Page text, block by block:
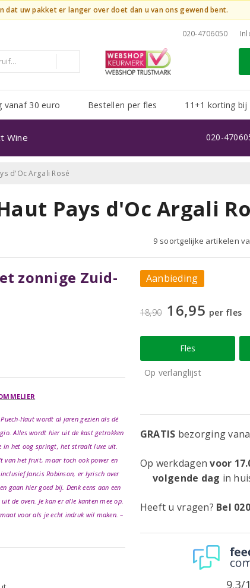
uw pakket er langer over doet dan u van ons gewend bent.
020-4706050
vanaf 30 euro Bestellen per fles 11+1 korting bij
Wine 020-
d'Oc Argali Rosé
Pays d'Oc Argali
9 soortgelijke artikelen
zonnige Zuid-
Haut wordt al jaren gezien als dé
Alles wordt hier uit de kast getrokken
in het oog springt, het straalt luxe uit.
van het fruit, maar toch ook power en
Jancis Robinson, er lyrisch over
gaan hier goed bij. Denk eens aan een
de oven. Je kan er alle kanten mee op.
voor als je echt indruk wil maken. –
Aanbieding
18,90 16,95 per fles
Fles
Op verlanglijst
GRATIS bezorging
Op werkdagenvoor
volgende dag in
Heeft u vragen? Bel
9.3/